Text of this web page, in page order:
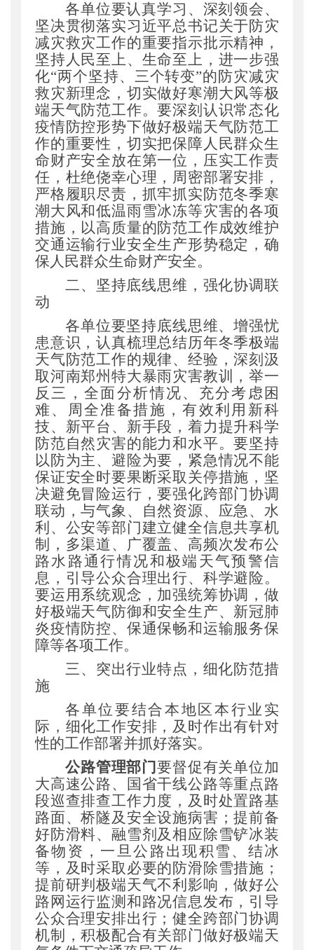
各单位要认真学习、深刻领会、
坚决贯彻落实习近平总书记关于防灾
减灾救灾工作的重要指示批示精神 ，
坚持人民至上、生命至上 ， 进一步强
化“两个坚持、三个转变”的防灾减灾
救灾新理念 ， 切实做好寒潮大风等极
端天气防范工作。要深刻认识常态化
疫情防控形势下做好极端天气防范工
作的重要性 ， 切实把保障人民群众生
命财产安全放在第一位 ， 压实工作责
任 ， 杜绝侥幸心理 ， 周密部署安排 ，
严格履职尽责 ， 抓牢抓实防范冬季寒
潮大风和低温雨雪冰冻等灾害的各项
措施 ， 以高质量的防范工作成效维护
交通运输行业安全生产形势稳定 ，确
保人民群众生命财产安全。
二、坚持底线思维 ， 强化协调联
动
各单位要坚持底线思维、增强忧
患意识 ，认真梳理总结历年冬季极端
天气防范工作的规律、经验 ，深刻汲
取河南郑州特大暴雨灾害教训
，举一
反三 ，全面分析情况、充分考虑困
难、周全准备措施 ，有效利用新科
技、新平台、新手段 ，着力提升科学
防范自然灾害的能力和水平。要坚持
以防为主、避险为要 ， 紧急情况不能
保证安全时要果断采取关停措施 ， 坚
决避免冒险运行 ，要强化跨部门协调
联动 ，与气象、自然资源、应急、水
利、公安等部门建立健全信息共享机
制
， 多渠道、广覆盖、高频次发布公
路水路通行情况和极端天气预警信
息 ， 引导公众合理出行、科学避险。
要运用系统观念 ， 加强统筹协调 ，做
好极端天气防御和安全生产、新冠肺
炎疫情防控、保通保畅和运输服务保
障等各项工作。
三、突出行业特点 ， 细化防范措
施
各单位要结合本地区本行业实
际 ， 细化工作安排 ， 及时作出有针对
性的工作部署并抓好落实。
公路管理部门要督促有关单位加
大高速公路、国省干线公路等重点路
段巡查排查工作力度 ， 及时处置路基
路面、桥隧及安全设施病害 ； 提前备
好防滑料、融雪剂及相应除雪铲冰装
备物资 ， 一旦公路出现积雪、结冰
等 ， 及时采取必要的防滑除雪措施 ；
提前研判极端天气不利影响 ，做好公
路网运行监测和路况信息发布 ， 引导
公众合理安排出行 ； 健全跨部门协调
机制
，积极配合有关部门做好极端天